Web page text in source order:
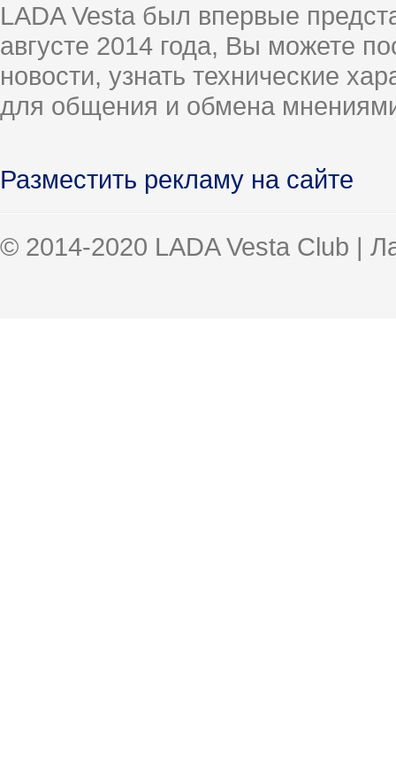
LADA Vesta был впервые
августе 2014 года, Вы можете
новости, узнать технические
для общения и обмена
Разместить рекламу на сайте
© 2014-2020 LADA Vesta Club |